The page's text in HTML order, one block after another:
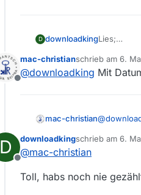
D downloadkingLies;
(vom
Offline
mac-christianschrieb am 6.
zuletzt editiert
@downloadking Mit
mac-christian@
D
Offline
downloadkingschrieb am 6.
zuletzt editiert
@mac-christian
Toll, habs noch nie